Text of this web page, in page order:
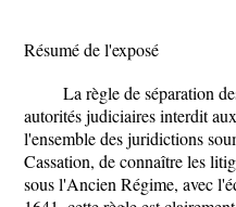
Résumé de l'exposé
La règle de séparation
autorités judiciaires interdit
l'ensemble des juridictions
Cassation, de connaître les
sous l'Ancien Régime, avec